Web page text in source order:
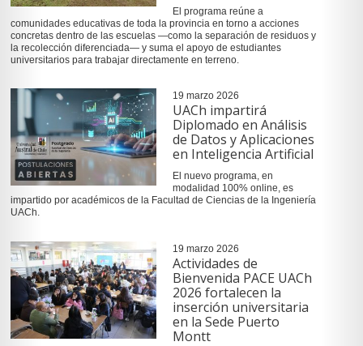
El programa reúne a
comunidades educativas de toda la provincia en torno a acciones
concretas dentro de las escuelas —como la separación de residuos y
la recolección diferenciada— y suma el apoyo de estudiantes
universitarios para trabajar directamente en terreno.
19 marzo 2026
UACh impartirá
Diplomado en Análisis
de Datos y Aplicaciones
en Inteligencia Artificial
El nuevo programa, en
modalidad 100% online, es
impartido por académicos de la Facultad de Ciencias de la Ingeniería
UACh.
19 marzo 2026
Actividades de
Bienvenida PACE UACh
2026 fortalecen la
inserción universitaria
en la Sede Puerto
Montt